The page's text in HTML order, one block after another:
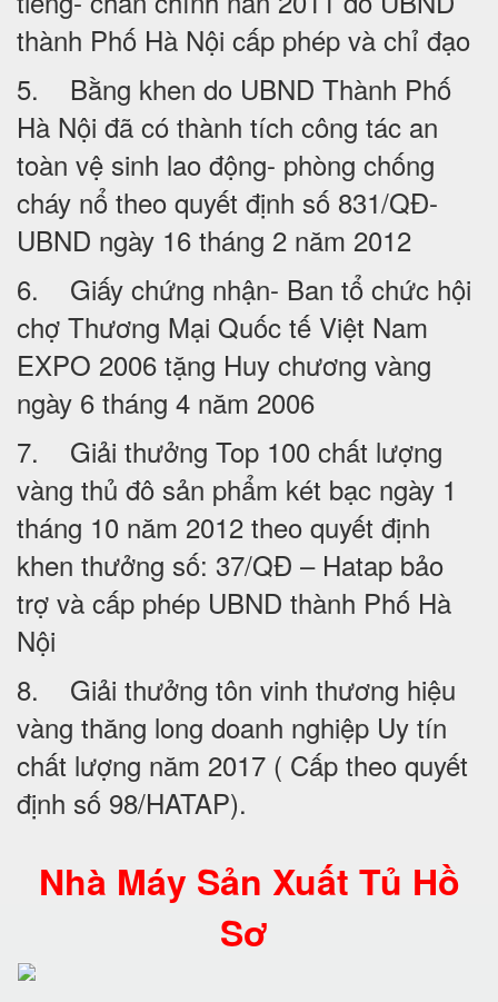
thành Phố Hà Nội cấp phép và chỉ đạo
5. Bằng khen do UBND Thành Phố
Hà Nội đã có thành tích công tác an
toàn vệ sinh lao động- phòng chống
cháy nổ theo quyết định số 831/QĐ-
UBND ngày 16 tháng 2 năm 2012
6. Giấy chứng nhận- Ban tổ chức hội
chợ Thương Mại Quốc tế Việt Nam
EXPO 2006 tặng Huy chương vàng
ngày 6 tháng 4 năm 2006
7. Giải thưởng Top 100 chất lượng
vàng thủ đô sản phẩm két bạc ngày 1
tháng 10 năm 2012 theo quyết định
khen thưởng số: 37/QĐ – Hatap bảo
trợ và cấp phép UBND thành Phố Hà
Nội
8. Giải thưởng tôn vinh thương hiệu
vàng thăng long doanh nghiệp Uy tín
chất lượng năm 2017 ( Cấp theo quyết
định số 98/HATAP).
Nhà Máy Sản Xuất Tủ Hồ
Sơ